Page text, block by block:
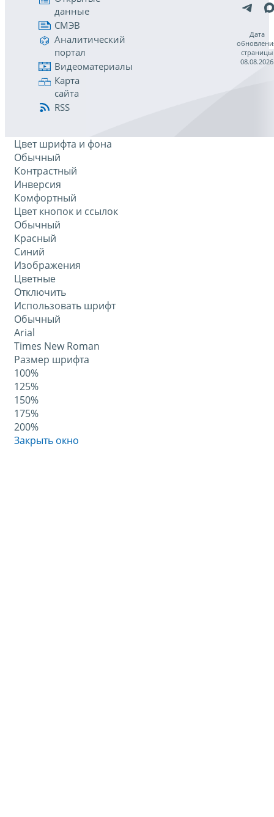
данные
СМЭВ
Аналитический
портал
Видеоматериалы
Карта
сайта
RSS
Дата
страницы
08.08.2026
Цвет шрифта и фона
Обычный
Контрастный
Инверсия
Комфортный
Цвет кнопок и ссылок
Обычный
Красный
Синий
Изображения
Цветные
Отключить
Использовать шрифт
Обычный
Arial
Times New Roman
Размер шрифта
100%
125%
150%
175%
200%
Закрыть окно